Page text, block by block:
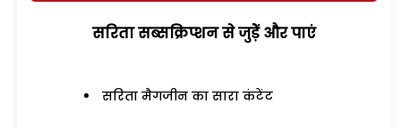
सरिता सब्सक्रिप्शन से जुड़ेें और पाएं
सरिता मैगजीन का सारा कंटेंट